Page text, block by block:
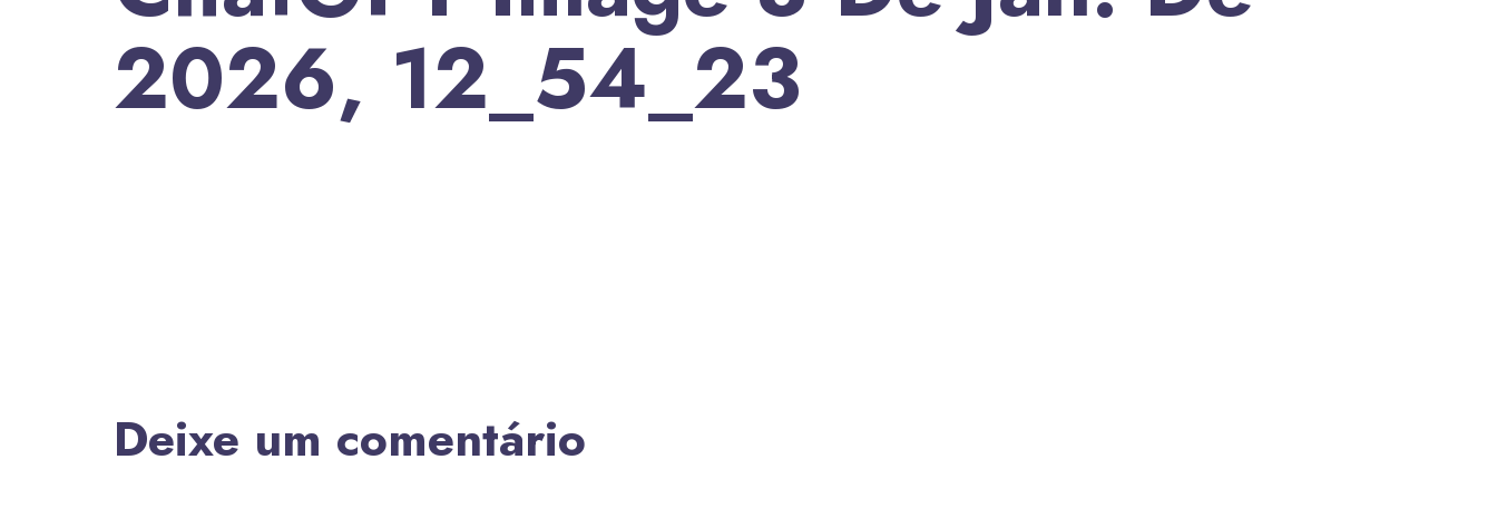
2026, 12_54_23
Deixe um comentário